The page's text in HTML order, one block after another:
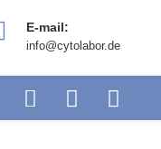
E-mail:
info@cytolabor.de